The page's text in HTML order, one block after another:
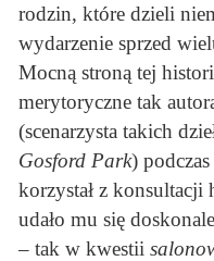
rodzin, które dzieli
wydarzenie sprzed
Mocną stroną tej
merytoryczne tak
(scenarzysta takich
Gosford Park)
korzystał z konsultacji
udało mu się
– tak w kwestii